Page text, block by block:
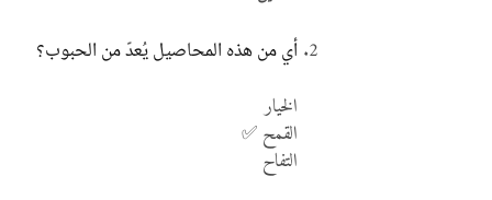
أي من هذه المحاصيل يُعدّ من الحبوب؟
الخيار
القمح ✅
التفاح